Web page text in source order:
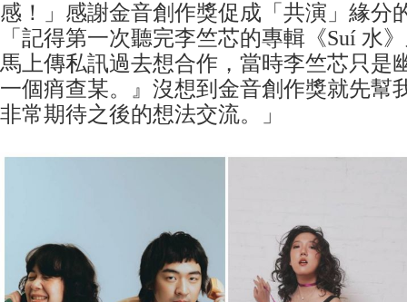
感！」感謝金音創作獎促成「共演」緣分
「記得第一次聽完李竺芯的專輯《Suí 水
馬上傳私訊過去想合作，當時李竺芯只是
一個痟查某。』沒想到金音創作獎就先幫
非常期待之後的想法交流。」